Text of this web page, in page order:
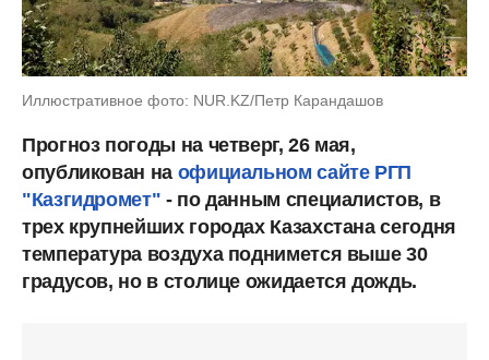
Иллюстративное фото: NUR.KZ/Петр Карандашов
Прогноз погоды на четверг, 26 мая,
опубликован на официальном сайте РГП
"Казгидромет" - по данным специалистов, в
трех крупнейших городах Казахстана сегодня
температура воздуха поднимется выше 30
градусов, но в столице ожидается дождь.